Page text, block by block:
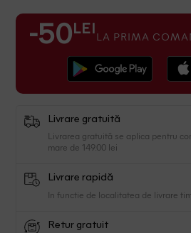
-50 LEI LA PRIMA
Livrare gratuită
Livrarea gratuită se aplica pentru
mare de 149.00 lei
Livrare rapidă
In functie de localitatea de livrare
Retur gratuit